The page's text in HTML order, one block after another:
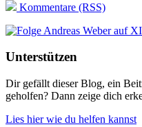
Kommentare (RSS)
Unterstützen
Dir gefällt dieser Blog, ein
geholfen? Dann zeige dich
Lies hier wie du helfen kannst